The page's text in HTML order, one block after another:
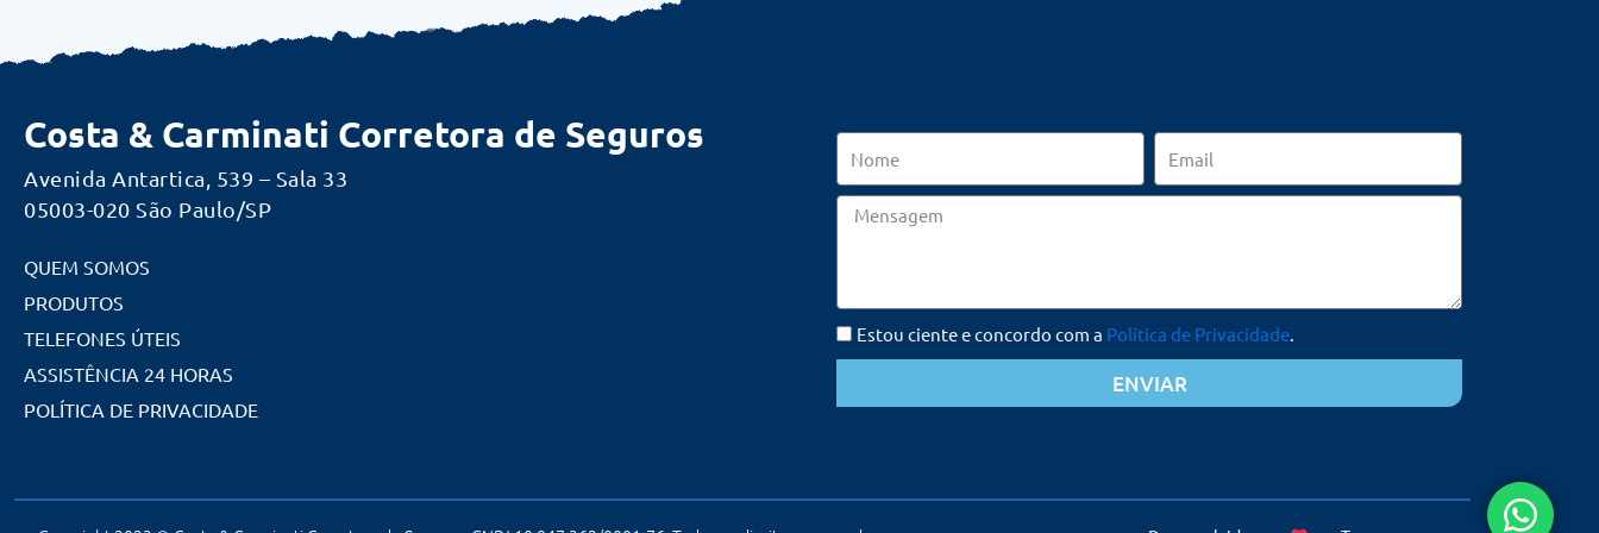
Costa & Carminati Corretora de Seguros
Avenida Antartica, 539 – Sala 33
05003-020 São Paulo/SP
QUEM SOMOS
PRODUTOS
TELEFONES ÚTEIS
ASSISTÊNCIA 24 HORAS
POLÍTICA DE PRIVACIDADE
Mensagem
Estou ciente e concordo com a Política de Privacidade.
ENVIAR